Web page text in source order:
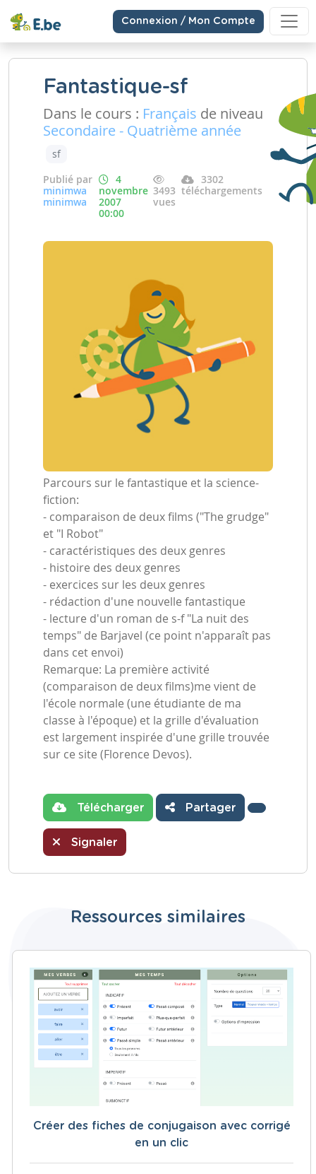
Connexion / Mon Compte
Fantastique-sf
Dans le cours : Français de niveau
Secondaire - Quatrième année
sf
Publié par
minimwa
minimwa
4
novembre
2007
00:00
3493
vues
3302
téléchargements
Parcours sur le fantastique et la science-
fiction:
- comparaison de deux films ("The grudge"
et "I Robot"
- caractéristiques des deux genres
- histoire des deux genres
- exercices sur les deux genres
- rédaction d'une nouvelle fantastique
- lecture d'un roman de s-f "La nuit des
temps" de Barjavel (ce point n'apparaît pas
dans cet envoi)
Remarque: La première activité
(comparaison de deux films)me vient de
l'école normale (une étudiante de ma
classe à l'époque) et la grille d'évaluation
est largement inspirée d'une grille trouvée
sur ce site (Florence Devos).
Télécharger Partager
Signaler
Ressources similaires
Créer des fiches de conjugaison avec corrigé
en un clic